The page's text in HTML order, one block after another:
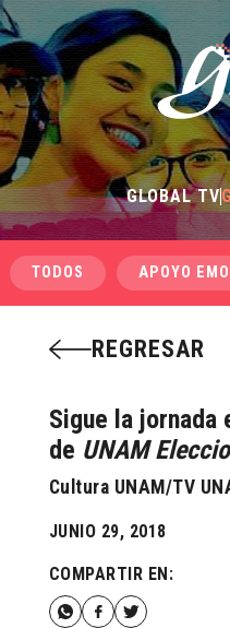
GLOBAL TV
TODOS APOYO
REGRESAR
Sigue la
de UNAM
Cultura UNAM/TV
JUNIO 29, 2018
COMPARTIR EN: